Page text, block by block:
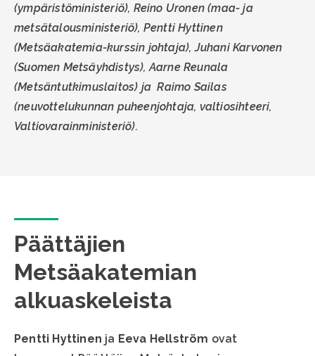
(ympäristöministeriö), Reino Uronen (maa- ja
metsätalousministeriö), Pentti Hyttinen
(Metsäakatemia-kurssin johtaja),Juhani Karvonen
(Suomen Metsäyhdistys),Aarne Reunala
(Metsäntutkimuslaitos) jaRaimo Sailas
(neuvottelukunnan puheenjohtaja, valtiosihteeri,
Valtiovarainministeriö).
Päättäjien
Metsäakatemian
alkuaskeleista
Pentti Hyttinen ja Eeva Hellström ovat